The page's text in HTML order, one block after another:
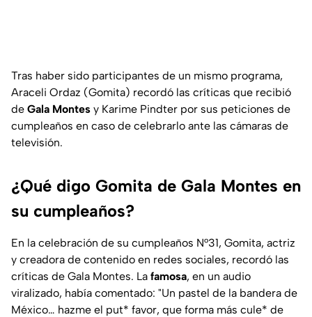
Tras haber sido participantes de un mismo programa,
Araceli Ordaz (Gomita) recordó las críticas que recibió
de Gala Montes y Karime Pindter por sus peticiones de
cumpleaños en caso de celebrarlo ante las cámaras de
televisión.
¿Qué digo Gomita de Gala Montes en
su cumpleaños?
En la celebración de su cumpleaños N°31, Gomita, actriz
y creadora de contenido en redes sociales, recordó las
críticas de Gala Montes. La famosa, en un audio
viralizado, había comentado: "Un pastel de la bandera de
México… hazme el put* favor, que forma más cule* de